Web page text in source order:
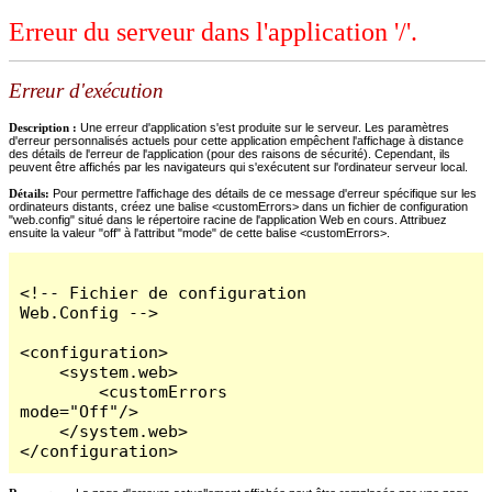
Erreur du serveur dans l'application '/'.
Erreur d'exécution
Description : Une erreur d'application s'est produite sur le serveur. Les paramètres
d'erreur personnalisés actuels pour cette application empêchent l'affichage à distance
des détails de l'erreur de l'application (pour des raisons de sécurité). Cependant, ils
peuvent être affichés par les navigateurs qui s'exécutent sur l'ordinateur serveur local.
Détails: Pour permettre l'affichage des détails de ce message d'erreur spécifique sur les
ordinateurs distants, créez une balise <customErrors> dans un fichier de configuration
"web.config" situé dans le répertoire racine de l'application Web en cours. Attribuez
ensuite la valeur "off" à l'attribut "mode" de cette balise <customErrors>.
<!-- Fichier de configuration
Web.Config -->
<configuration>
    <system.web>
        <customErrors
mode="Off"/>
    </system.web>
</configuration>